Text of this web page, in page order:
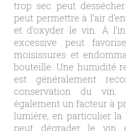
trop sec peut
peut permettre à l’air
et d’oxyder le vin. À
excessive peut
moisissures et
bouteille. Une humidité
est généralement
conservation du vin.
également un facteur à
lumière, en particulier la
peut dégrader le vin